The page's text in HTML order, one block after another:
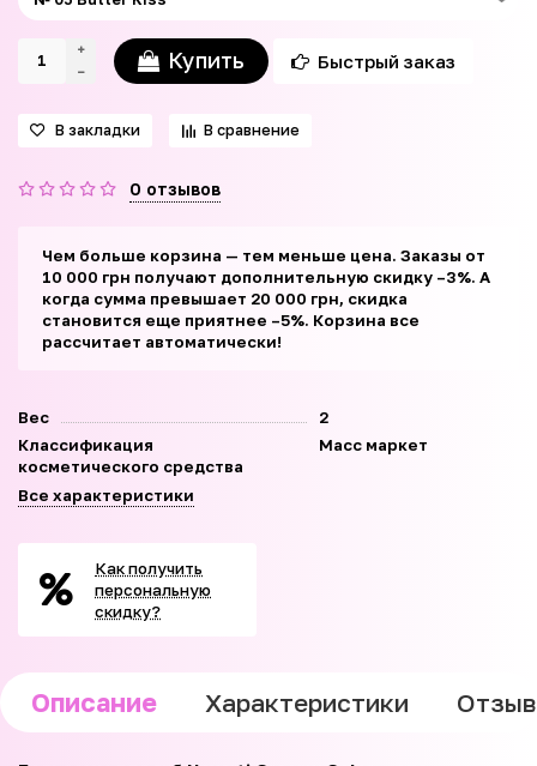
Купить Быстрый заказ
В закладки В сравнение
0 отзывов
Чем больше корзина — тем меньше цена. Заказы от
10 000 грн получают дополнительную скидку –3%. А
когда сумма превышает 20 000 грн, скидка
становится еще приятнее –5%. Корзина все
рассчитает автоматически!
Вес
2
Классификация
косметического средства
Масс маркет
Все характеристики
Как получить
персональную
скидку?
Описание Характеристики